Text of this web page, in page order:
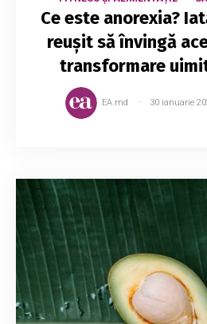
Ce este anorexia?
reușit să învingă
transformare
EA.md 30 ianuarie